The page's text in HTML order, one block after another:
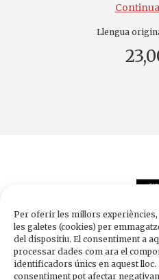
Per oferir les millors
les galetes (cookies) per
del dispositiu. El consentiment a
processar dades com ara el
identificadors únics en aquest
consentiment pot afectar
Llengua
Edicions
Carrer